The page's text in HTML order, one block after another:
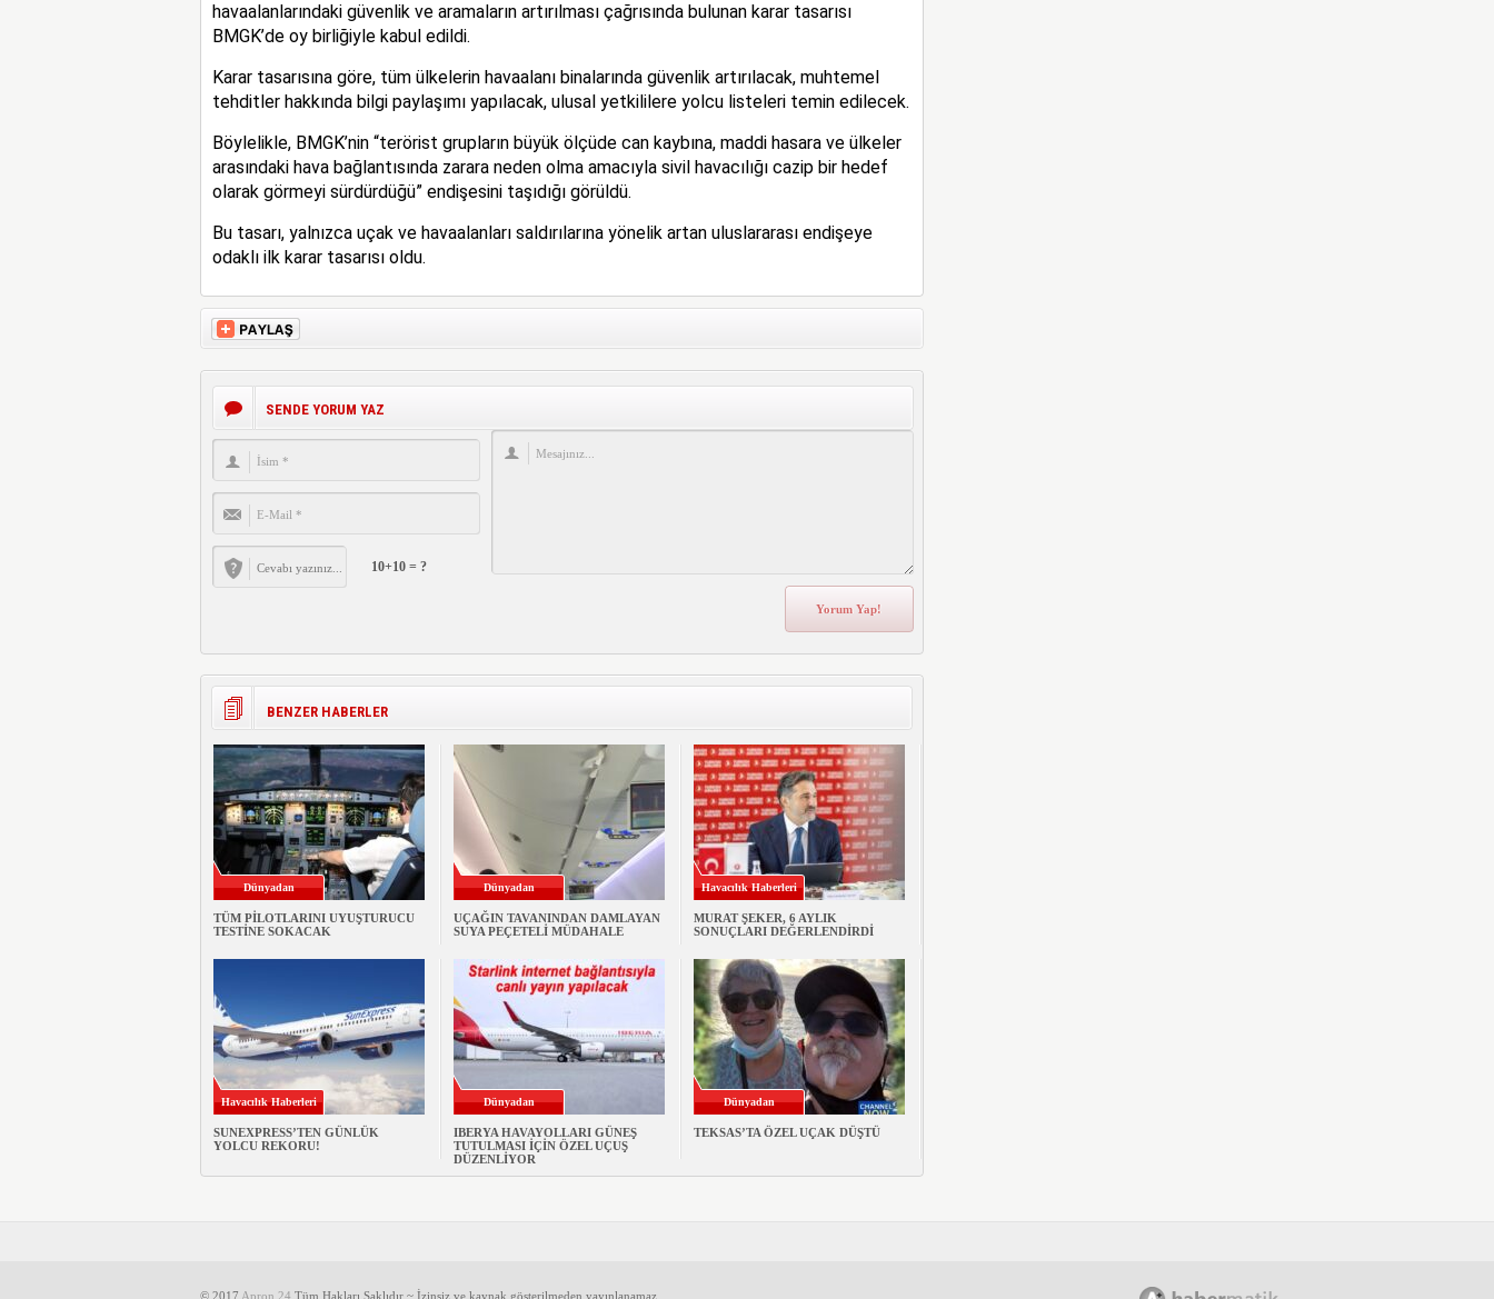
havaalanlarındaki güvenlik ve aramaların artırılması çağrısında bulunan karar tasarısı
BMGK’de oy birliğiyle kabul edildi.
Karar tasarısına göre, tüm ülkelerin havaalanı binalarında güvenlik artırılacak, muhtemel
tehditler hakkında bilgi paylaşımı yapılacak, ulusal yetkililere yolcu listeleri temin edilecek.
Böylelikle, BMGK’nin “terörist grupların büyük ölçüde can kaybına, maddi hasara ve ülkeler
arasındaki hava bağlantısında zarara neden olma amacıyla sivil havacılığı cazip bir hedef
olarak görmeyi sürdürdüğü” endişesini taşıdığı görüldü.
Bu tasarı, yalnızca uçak ve havaalanları saldırılarına yönelik artan uluslararası endişeye
odaklı ilk karar tasarısı oldu.
SENDE YORUM YAZ
10+10 = ?
BENZER HABERLER
Dünyadan
TÜM PİLOTLARINI UYUŞTURUCU
TESTİNE SOKACAK
Dünyadan
UÇAĞIN TAVANINDAN DAMLAYAN
SUYA PEÇETELİ MÜDAHALE
Havacılık Haberleri
MURAT ŞEKER, 6 AYLIK
SONUÇLARI DEĞERLENDİRDİ
Havacılık Haberleri
SUNEXPRESS’TEN GÜNLÜK
YOLCU REKORU!
Dünyadan
IBERYA HAVAYOLLARI GÜNEŞ
TUTULMASI İÇİN ÖZEL UÇUŞ
DÜZENLİYOR
Dünyadan
TEKSAS’TA ÖZEL UÇAK DÜŞTÜ
© 2017 Apron 24 Tüm Hakları Saklıdır ~ İzinsiz ve kaynak gösterilmeden yayınlanamaz.